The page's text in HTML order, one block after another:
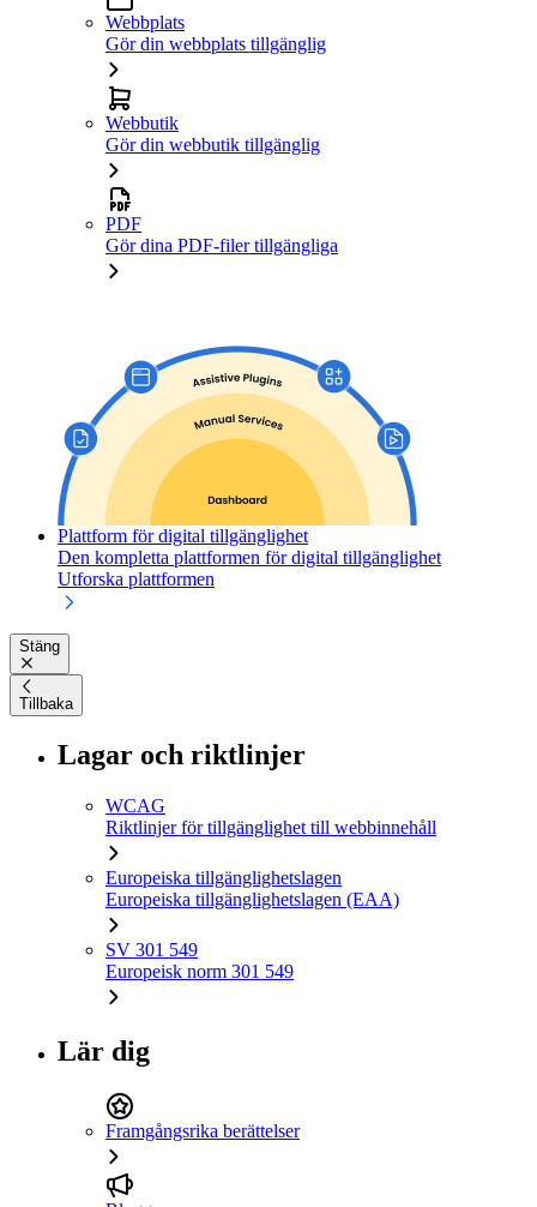
Webbplats
Gör din webbplats tillgänglig
Webbutik
Gör din webbutik tillgänglig
PDF
Gör dina PDF-filer tillgängliga
Plattform för digital tillgänglighet
Den kompletta plattformen för digital tillgänglighet
Utforska plattformen
Stäng
Tillbaka
Lagar och riktlinjer
WCAG
Riktlinjer för tillgänglighet till webbinnehåll
Europeiska tillgänglighetslagen
Europeiska tillgänglighetslagen (EAA)
SV 301 549
Europeisk norm 301 549
Lär dig
Framgångsrika berättelser